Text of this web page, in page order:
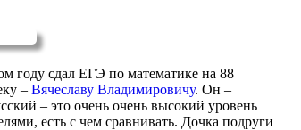
году сдал ЕГЭ по математике на 88
– Вячеславу Владимировичу. Он –
– это очень очень высокий уровень
есть с чем сравнивать. Дочка подруги